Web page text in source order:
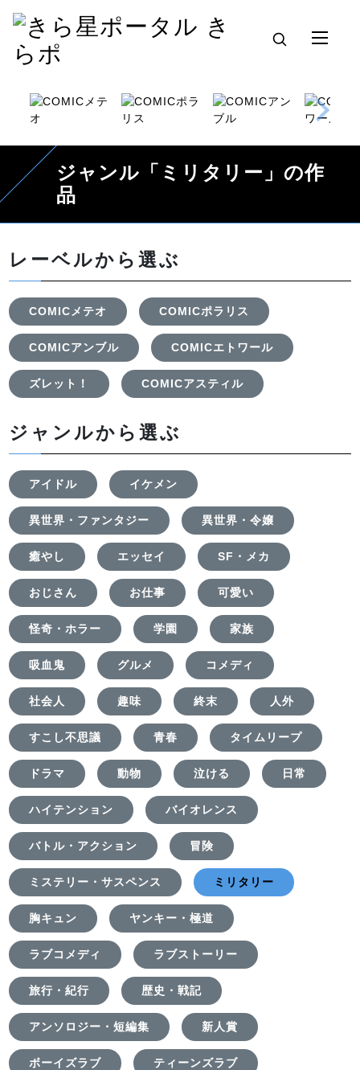
ジャンル「ミリタリー」の作
品
レーベルから選ぶ
COMICメテオ COMICポラリス
COMICアンブル COMICエトワール
ズレット！ COMICアスティル
ジャンルから選ぶ
アイドル イケメン
異世界・ファンタジー 異世界・令嬢
癒やし エッセイ SF・メカ
おじさん お仕事 可愛い
怪奇・ホラー 学園 家族
吸血鬼 グルメ コメディ
社会人 趣味 終末 人外
すこし不思議 青春 タイムリープ
ドラマ 動物 泣ける 日常
ハイテンション バイオレンス
バトル・アクション 冒険
ミステリー・サスペンス ミリタリー
胸キュン ヤンキー・極道
ラブコメディ ラブストーリー
旅行・紀行 歴史・戦記
アンソロジー・短編集 新人賞
ボーイズラブ ティーンズラブ